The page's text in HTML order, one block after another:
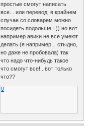
простые смогут написать
все... или перевод, в крайнем
случае со словарем можно
посидеть подольше =)) но вот
например авики не все умеют
делать (я например... стыдно,
но даже не пробовала) так
что надо что-нибудь такое
что смогут все!.. вот только
что??
0